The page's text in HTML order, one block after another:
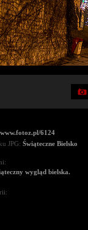
www.fotoz.pl/6124
JPG: Świąteczne Bielsko
wygląd bielska.